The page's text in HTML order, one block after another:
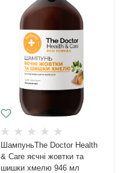
ШампуньThe Doctor Health
& Care яєчні жовтки та
шишки хмелю 946 мл